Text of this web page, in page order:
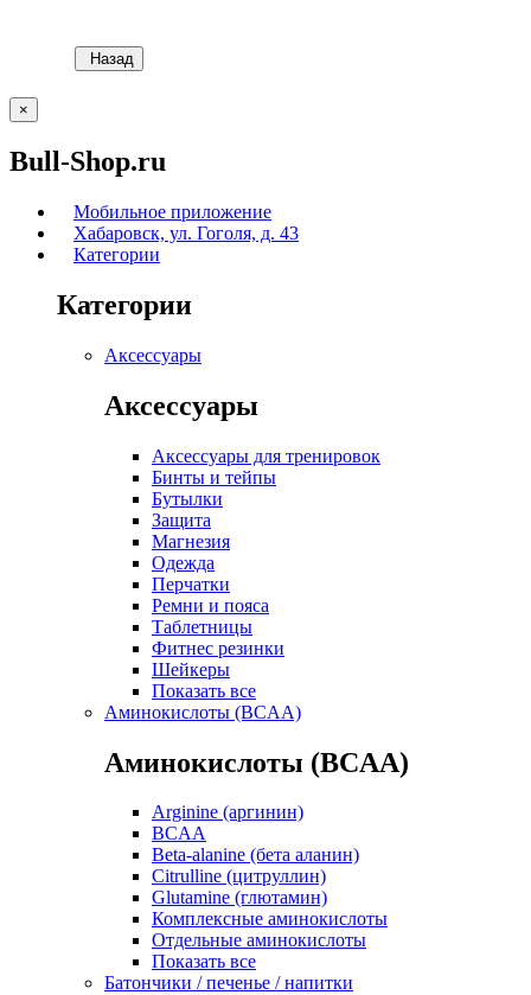
Назад
×
Bull-Shop.ru
Мобильное приложение
Хабаровск, ул. Гоголя, д. 43
Категории
Категории
Аксессуары
Аксессуары
Аксессуары для тренировок
Бинты и тейпы
Бутылки
Защита
Магнезия
Одежда
Перчатки
Ремни и пояса
Таблетницы
Фитнес резинки
Шейкеры
Показать все
Аминокислоты (BCAA)
Аминокислоты (BCAA)
Arginine (аргинин)
BCAA
Beta-alanine (бета аланин)
Citrulline (цитруллин)
Glutamine (глютамин)
Комплексные аминокислоты
Отдельные аминокислоты
Показать все
Батончики / печенье / напитки